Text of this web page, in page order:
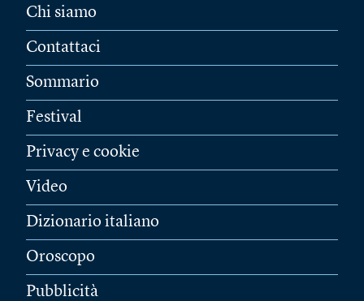
Chi siamo
Contattaci
Sommario
Festival
Privacy e cookie
Video
Dizionario italiano
Oroscopo
Pubblicità